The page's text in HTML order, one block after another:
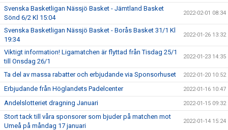
Svenska Basketligan Nässjö Basket - Jämtland Basket
Sönd 6/2 Kl 15:04
2022-02-01 08:34
Svenska Basketligan Nässjö Basket - Borås Basket 31/1 Kl
19:34
2022-01-26 13:32
Viktigt information! Ligamatchen är flyttad från Tisdag 25/1
till Onsdag 26/1
2022-01-23 14:35
Ta del av massa rabatter och erbjudande via Sponsorhuset 2022-01-20 10:52
Erbjudande från Höglandets Padelcenter 2022-01-16 10:47
Andelslotteriet dragning Januari 2022-01-15 09:32
Stort tack till våra sponsorer som bjuder på matchen mot
Umeå på måndag 17 januari
2022-01-14 15:24